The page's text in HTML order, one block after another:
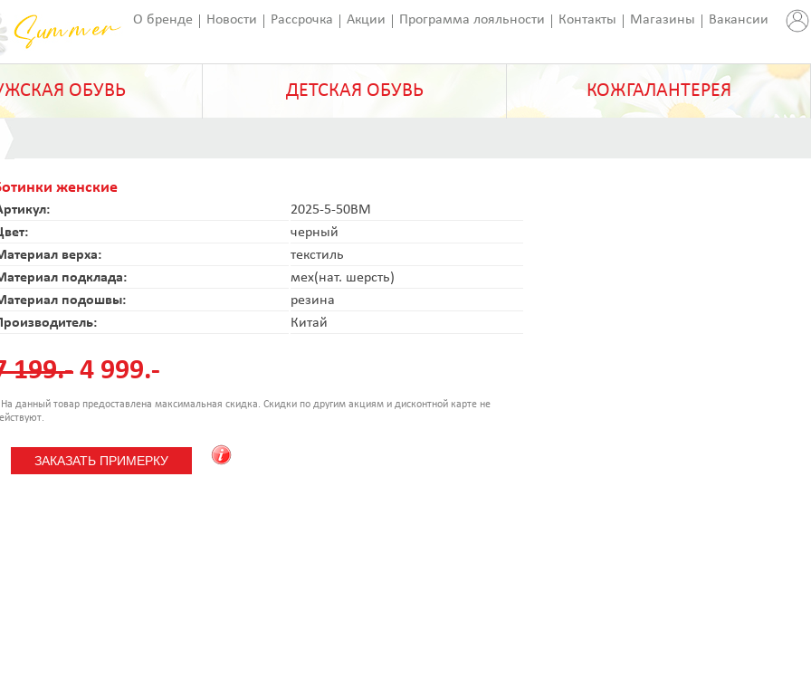
О бренде Новости Рассрочка Акции Программа лояльности Контакты Магазины Вакансии
ОБУВЬ ДЕТСКАЯ ОБУВЬ КОЖГАЛАНТЕРЕЯ
женские
2025-5-50BM
черный
верха:
текстиль
подклада:
мех(нат. шерсть)
подошвы:
резина
Китай
199.- 4 999.-
данный товар предоставлена максимальная скидка. Скидки по другим акциям и дисконтной карте не